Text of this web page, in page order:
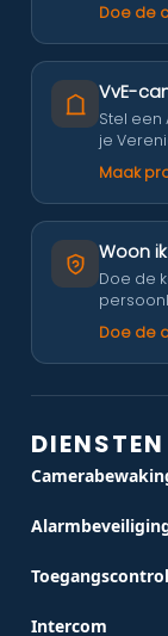
Doe de
VvE-
Stel
je
Maak
Woon
Doe de
Doe de
DIENSTEN
Intercom